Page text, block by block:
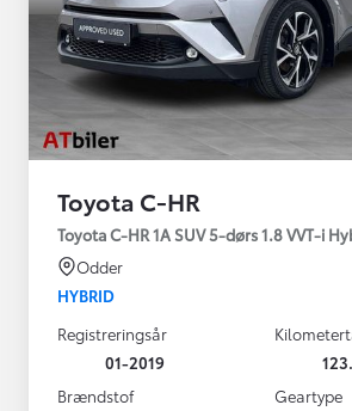
Toyota C-HR
Toyota C-HR 1A SUV 5-dørs 1.8 VVT-i
Odder
HYBRID
Registreringsår
01-2019
Brændstof
Geartype